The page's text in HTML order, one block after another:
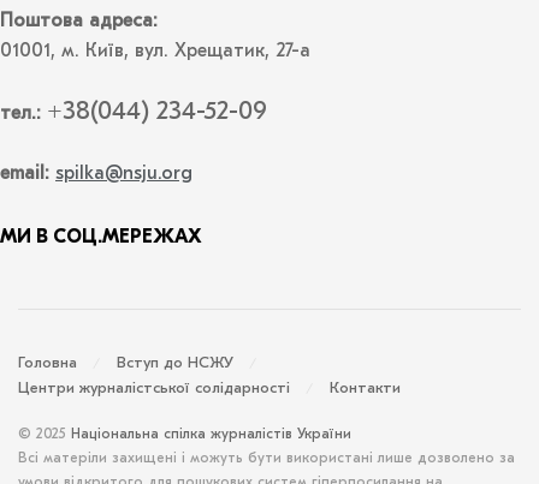
Поштова адреса:
01001, м. Київ, вул. Хрещатик, 27-а
тел.: +38(044) 234-52-09
email: spilka@nsju.org
МИ В СОЦ.МЕРЕЖАХ
Головна
Вступ до НСЖУ
Центри журналістської солідарності
Контакти
© 2025 Національна спілка журналістів України
Всі матеріли захищені і можуть бути використані лише дозволено за